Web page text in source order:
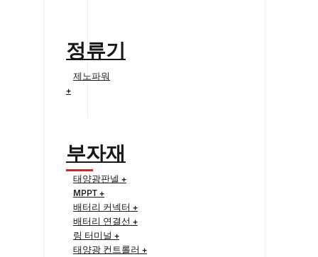
정류기
제노파워
+
부자재
태양광판넬 +
MPPT +
배터리 커넥터 +
배터리 연결선 +
링 터미널 +
태양광 컨트롤러 +